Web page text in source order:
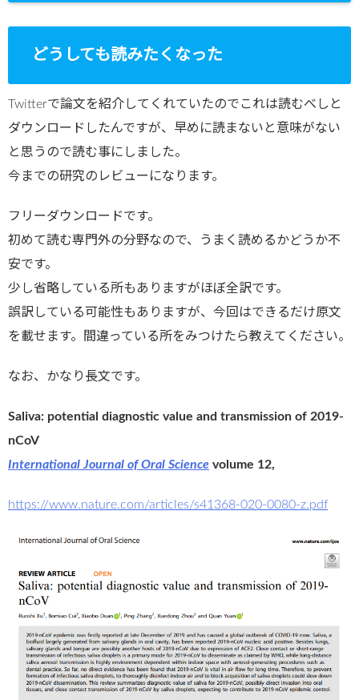
どうしても読みたくなった
Twitterで論文を紹介してくれていたのでこれは読むべしと
ダウンロードしたんですが、早めに読まないと意味がない
と思うので読む事にしました。
今までの研究のレビューになります。
フリーダウンロードです。
初めて読む専門外の分野なので、うまく読めるかどうか不
安です。
少し省略している所もありますがほぼ全訳です。
誤訳している可能性もありますが、今回はできるだけ原文
を載せます。間違っている所をみつけたら教えてください。
なお、かなり長文です。
Saliva: potential diagnostic value and transmission of 2019-
nCoV
International Journal of Oral Science volume 12,
https://www.nature.com/articles/s41368-020-0080-z.pdf